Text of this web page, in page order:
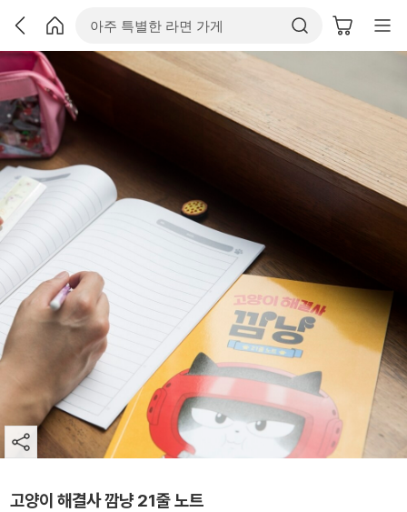
고양이 해결사 깜냥 21줄 노트